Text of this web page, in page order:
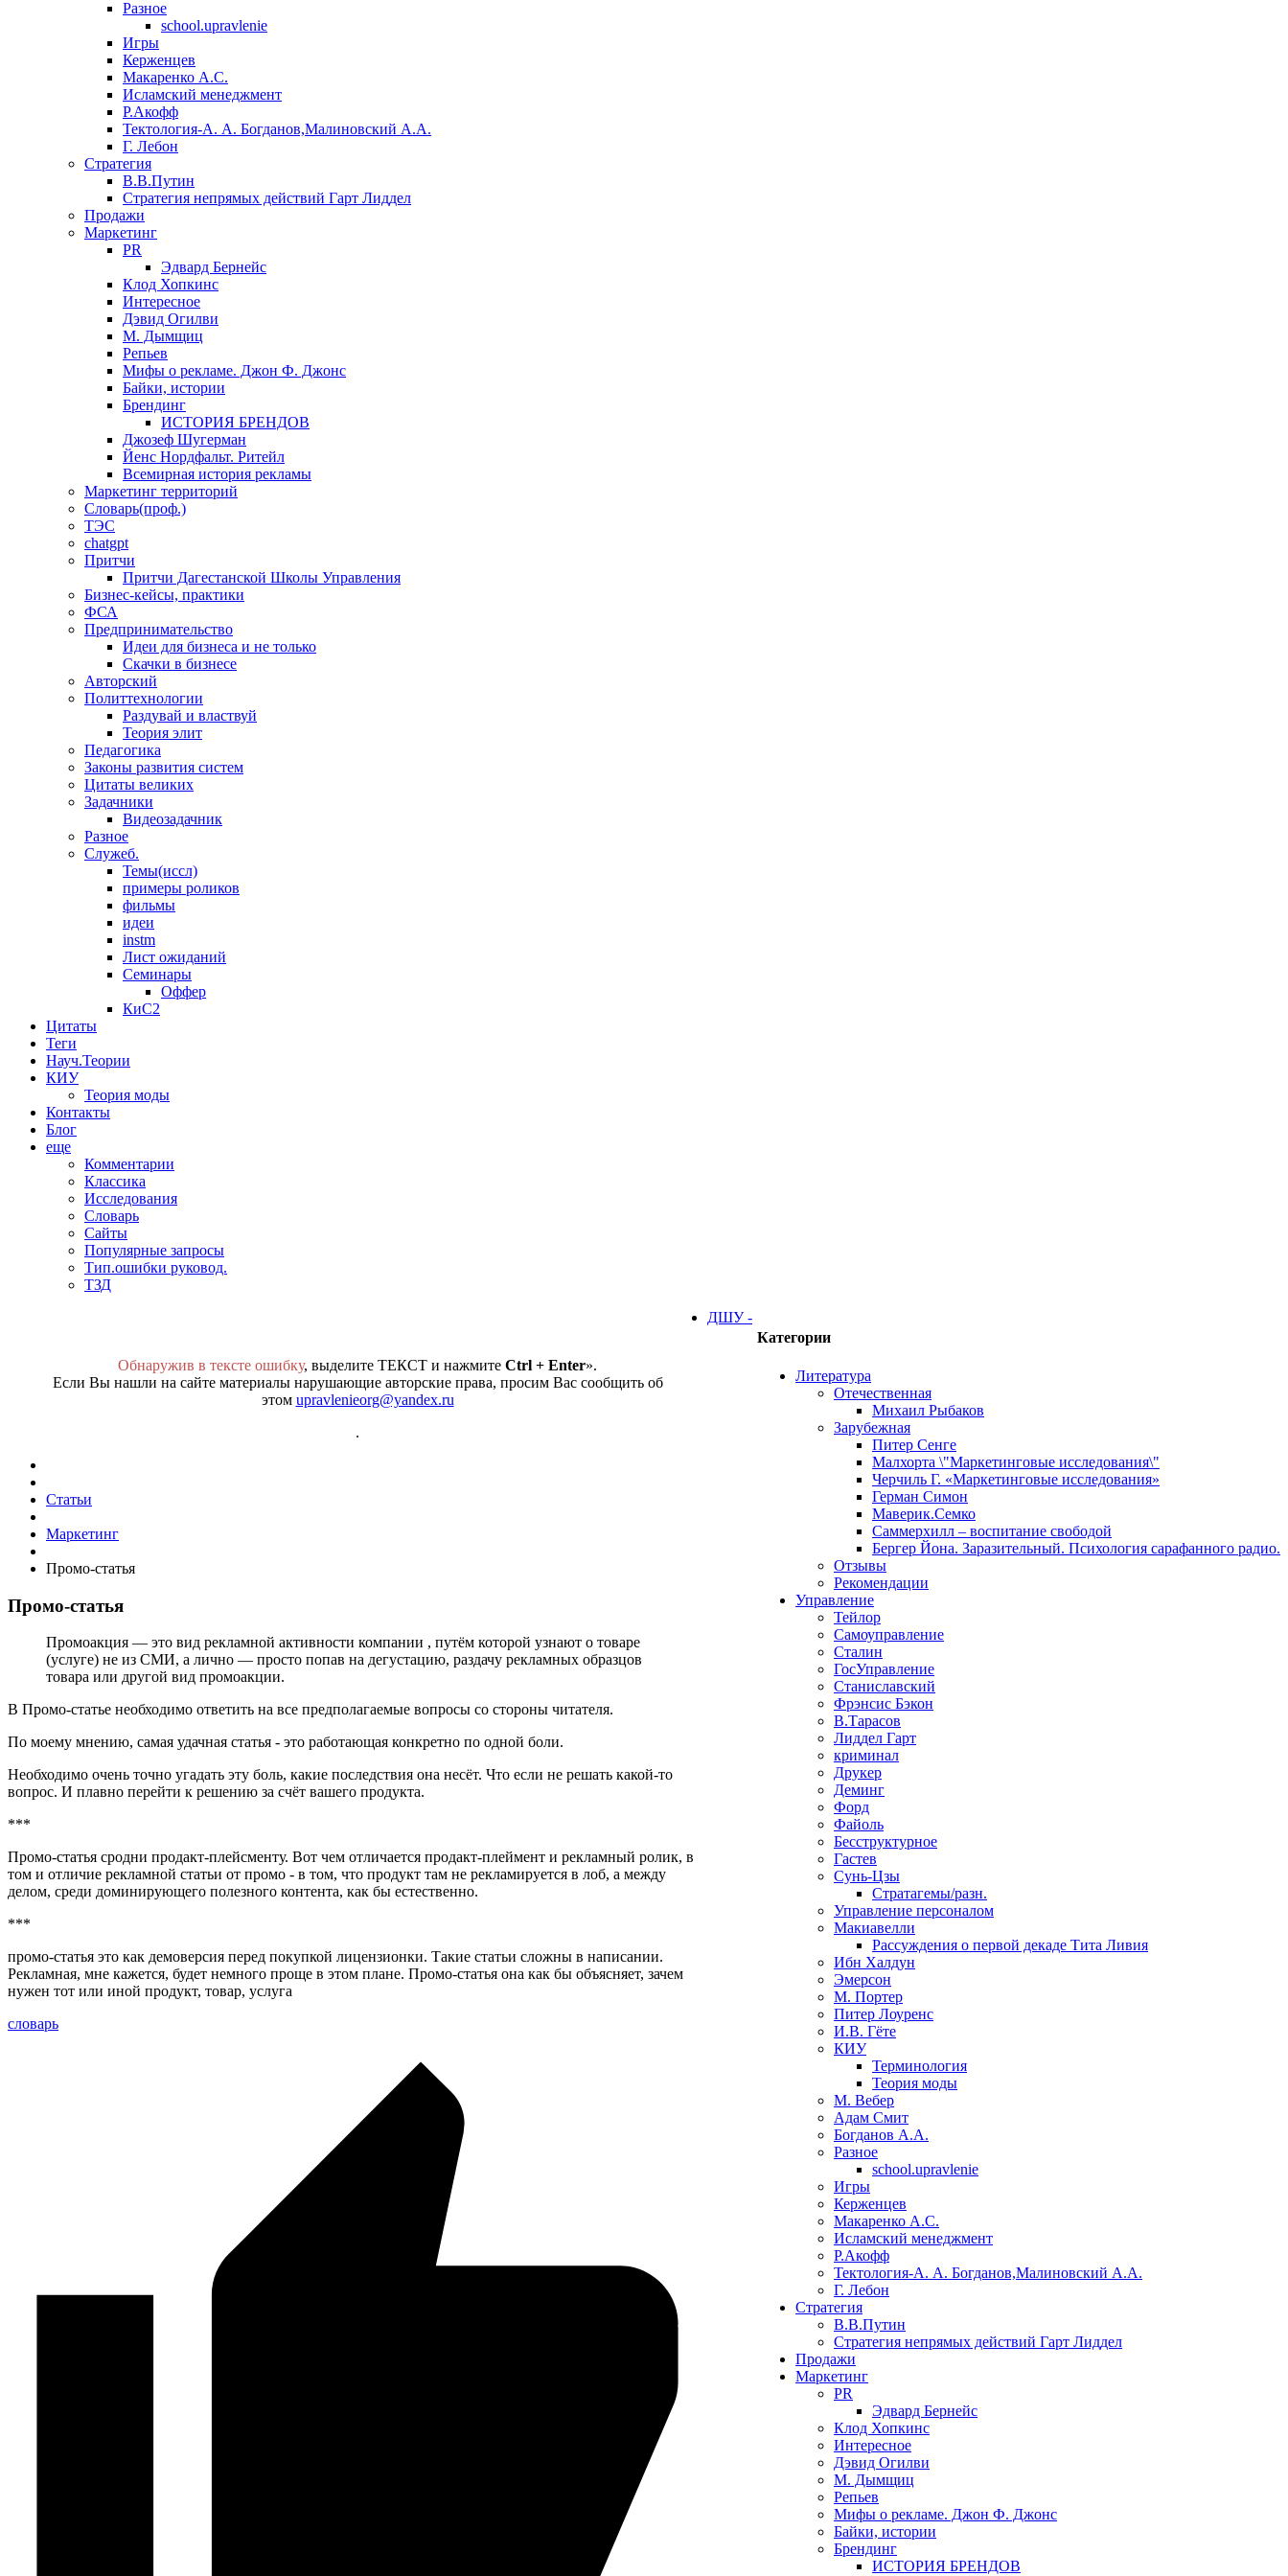
Разное
school.upravlenie
Игры
Керженцев
Макаренко А.С.
Исламский менеджмент
Р.Акофф
Тектология-А. А. Богданов,Малиновский А.А.
​Г. Лебон
Стратегия
В.В.Путин
​Стратегия непрямых действий Гарт Лиддел
Продажи
Маркетинг
PR
Эдвард Бернейс
Клод Хопкинс
Интересное
Дэвид Огилви
М. Дымщиц
Репьев
Мифы о рекламе. Джон Ф. Джонс
Байки, истории
Брендинг
ИСТОРИЯ БРЕНДОВ
Джозеф Шугерман
​Йенс Нордфальт. Ритейл
Всемирная история рекламы
Маркетинг территорий
Словарь(проф.)
ТЭС
chatgpt
Притчи
Притчи Дагестанской Школы Управления
Бизнес-кейсы, практики
ФСА
Предпринимательство
Идеи для бизнеса и не только
Скачки в бизнесе
Авторский
Политтехнологии
Раздувай и властвуй
Теория элит
​Педагогика
Законы развития систем
Цитаты великих
Задачники
Видеозадачник
Разное
Служеб.
Темы(иссл)
примеры роликов
фильмы
идеи
instm
Лист ожиданий
Семинары
Оффер
КиС2
Цитаты
Теги
Науч.Теории
КИУ
Теория моды
Контакты
Блог
еще
Комментарии
Классика
Исследования
Словарь
Сайты
Популярные запросы
Тип.ошибки руковод.
ТЗД
Обнаружив в тексте ошибку, выделите ТЕКСТ и нажмите Ctrl + Enter».
Если Вы нашли на сайте материалы нарушающие авторские права, просим Вас сообщить об
этом upravlenieorg@yandex.ru
.
Статьи
Маркетинг
Промо-статья
Промо-статья
Промоакция — это вид рекламной активности компании , путём которой узнают о товаре
(услуге) не из СМИ, а лично — просто попав на дегустацию, раздачу рекламных образцов
товара или другой вид промоакции.
В Промо-статье необходимо ответить на все предполагаемые вопросы со стороны читателя.
По моему мнению, самая удачная статья - это работающая конкретно по одной боли.
Необходимо очень точно угадать эту боль, какие последствия она несёт. Что если не решать какой-то
вопрос. И плавно перейти к решению за счёт вашего продукта.
***
Промо-статья сродни продакт-плейсменту. Вот чем отличается продакт-плеймент и рекламный ролик, в
том и отличие рекламной статьи от промо - в том, что продукт там не рекламируется в лоб, а между
делом, среди доминирующего полезного контента, как бы естественно.
***
промо-статья это как демоверсия перед покупкой лицензионки. Такие статьи сложны в написании.
Рекламная, мне кажется, будет немного проще в этом плане. Промо-статья она как бы объясняет, зачем
нужен тот или иной продукт, товар, услуга
словарь
Категории
Литература
Отечественная
Михаил Рыбаков
Зарубежная
Питер Сенге
Малхорта \"Маркетинговые исследования\"
Черчиль Г. «Маркетинговые исследования»
Герман Симон
Маверик.Семко
Саммерхилл – воспитание свободой
Бергер Йона. Заразительный. Психология сарафанного радио.
Отзывы
Рекомендации
Управление
Тейлор
Самоуправление
Сталин
ГосУправление
Станиславский
Фрэнсис Бэкон
В.Тарасов
Лиддел Гарт
криминал
Друкер
Деминг
Форд
Файоль
Бесструктурное
Гастев
Сунь-Цзы
Стратагемы/разн.
Управление персоналом
Макиавелли
Рассуждения о первой декаде Тита Ливия
Ибн Халдун
Эмерсон
М. Портер
Питер Лоуренс
И.В. Гёте
КИУ
Терминология
Теория моды
М. Вебер
Адам Смит
Богданов А.А.
Разное
school.upravlenie
Игры
Керженцев
Макаренко А.С.
Исламский менеджмент
Р.Акофф
Тектология-А. А. Богданов,Малиновский А.А.
​Г. Лебон
Стратегия
В.В.Путин
​Стратегия непрямых действий Гарт Лиддел
Продажи
Маркетинг
PR
Эдвард Бернейс
Клод Хопкинс
Интересное
Дэвид Огилви
М. Дымщиц
Репьев
Мифы о рекламе. Джон Ф. Джонс
Байки, истории
Брендинг
ИСТОРИЯ БРЕНДОВ
ДШУ -